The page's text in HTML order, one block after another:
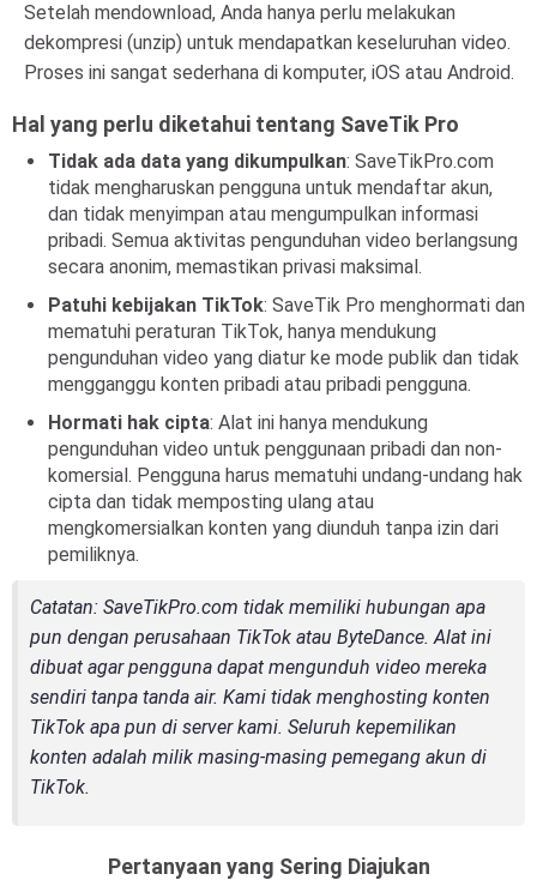
Setelah mendownload, Anda hanya perlu melakukan
dekompresi (unzip) untuk mendapatkan keseluruhan video.
Proses ini sangat sederhana di komputer, iOS atau Android.
Hal yang perlu diketahui tentang SaveTik Pro
Tidak ada data yang dikumpulkan: SaveTikPro.com
tidak mengharuskan pengguna untuk mendaftar akun,
dan tidak menyimpan atau mengumpulkan informasi
pribadi. Semua aktivitas pengunduhan video berlangsung
secara anonim, memastikan privasi maksimal.
Patuhi kebijakan TikTok: SaveTik Pro menghormati dan
mematuhi peraturan TikTok, hanya mendukung
pengunduhan video yang diatur ke mode publik dan tidak
mengganggu konten pribadi atau pribadi pengguna.
Hormati hak cipta: Alat ini hanya mendukung
pengunduhan video untuk penggunaan pribadi dan non-
komersial. Pengguna harus mematuhi undang-undang hak
cipta dan tidak memposting ulang atau
mengkomersialkan konten yang diunduh tanpa izin dari
pemiliknya.
Catatan: SaveTikPro.com tidak memiliki hubungan apa
pun dengan perusahaan TikTok atau ByteDance. Alat ini
dibuat agar pengguna dapat mengunduh video mereka
sendiri tanpa tanda air. Kami tidak menghosting konten
TikTok apa pun di server kami. Seluruh kepemilikan
konten adalah milik masing-masing pemegang akun di
TikTok.
Pertanyaan yang Sering Diajukan